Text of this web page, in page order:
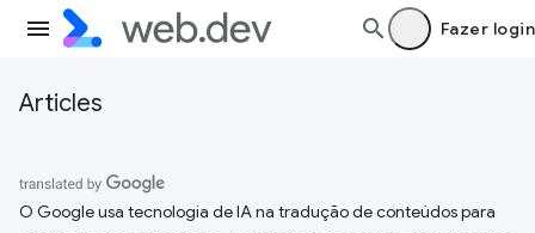
Fazer login
Articles
O Google usa tecnologia de IA na tradução de conteúdos para